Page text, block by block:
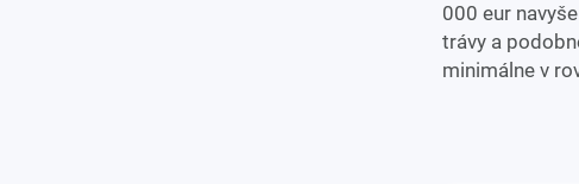
000 eur
trávy a
minimálne v